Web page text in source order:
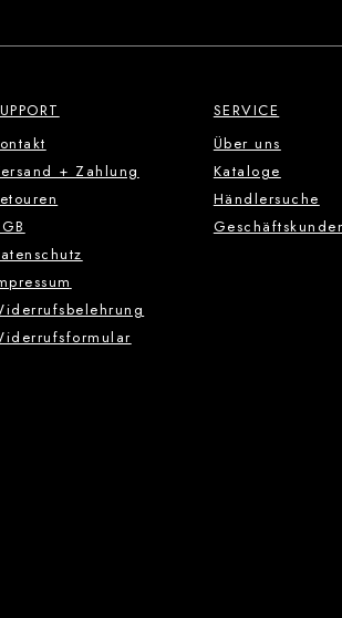
+ Zahlung
SERVICE
Über uns
Kataloge
Händlersuche